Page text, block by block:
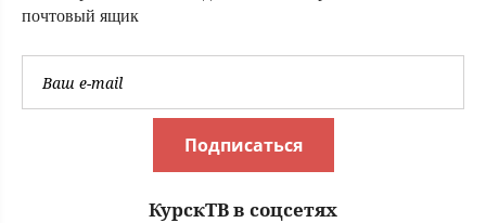
почтовый ящик
Подписаться
КурскТВ в соцсетях